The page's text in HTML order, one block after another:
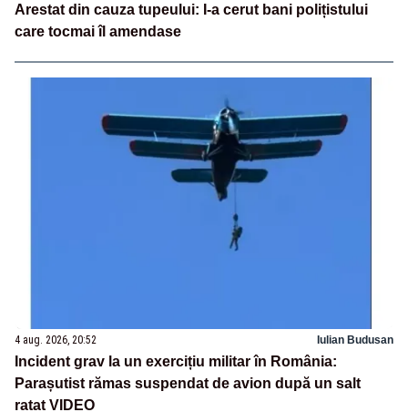
Arestat din cauza tupeului: I-a cerut bani polițistului
care tocmai îl amendase
4 aug. 2026, 20:52 Iulian Budusan
Incident grav la un exercițiu militar în România:
Parașutist rămas suspendat de avion după un salt
ratat VIDEO